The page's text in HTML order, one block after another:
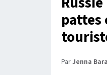
pattes
ParJenna